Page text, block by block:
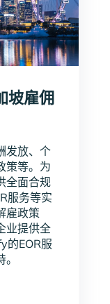
坡雇佣
发放、个
策等。为
全面合规
服务等实
雇政策
业提供全
的EOR服